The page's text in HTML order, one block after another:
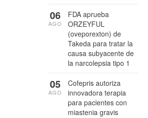
FDA aprueba
ORZEYFUL
(oveporexton) de
Takeda para tratar la
causa subyacente de
la narcolepsia tipo 1
06
AGO
Cofepris autoriza
innovadora terapia
para pacientes con
miastenia gravis
05
AGO